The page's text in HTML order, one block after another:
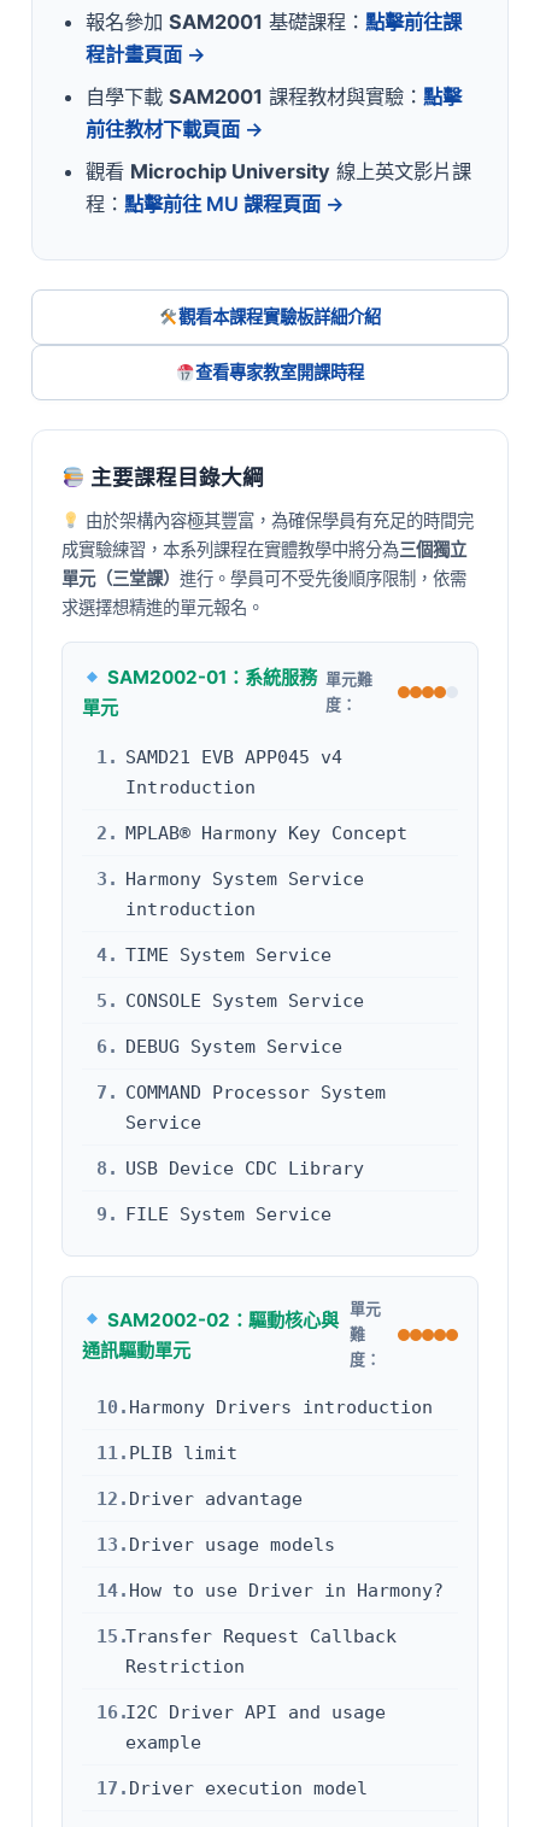
報名參加 SAM2001 基礎課程： 點擊前往課
程計畫頁面 →
自學下載 SAM2001 課程教材與實驗： 點擊
前往教材下載頁面 →
觀看 Microchip University 線上英文影片課
程： 點擊前往 MU 課程頁面 →
觀看本課程實驗板詳細介紹
查看專家教室開課時程
主要課程目錄大綱
由於架構內容極其豐富，為確保學員有充足的時間完
成實驗練習，本系列課程在實體教學中將分為三個獨立
單元（三堂課） 進行。學員可不受先後順序限制，依需
求選擇想精進的單元報名。
SAM2002-01：系統服務
單元
單元難
度：
1. SAMD21 EVB APP045 v4
Introduction
2. MPLAB® Harmony Key Concept
3. Harmony System Service
introduction
4. TIME System Service
5. CONSOLE System Service
6. DEBUG System Service
7. COMMAND Processor System
Service
8. USB Device CDC Library
9. FILE System Service
SAM2002-02：驅動核心與
通訊驅動單元
單元
難
度：
10. Harmony Drivers introduction
11. PLIB limit
12. Driver advantage
13. Driver usage models
14. How to use Driver in Harmony?
15.Transfer Request Callback
Restriction
16.I2C Driver API and usage
example
17. Driver execution model